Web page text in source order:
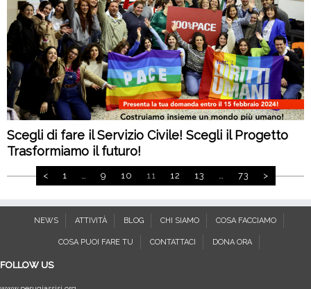
Scegli di fare il Servizio Civile! Scegli il Progetto
Trasformiamo il futuro!
Navigazione
< 1 … 9 10 11 12 13 … 73 >
NEWS ATTIVITÀ BLOG CHI SIAMO COSA FACCIAMO
COSA PUOI FARE TU CONTATTACI DONA ORA
FOLLOW US